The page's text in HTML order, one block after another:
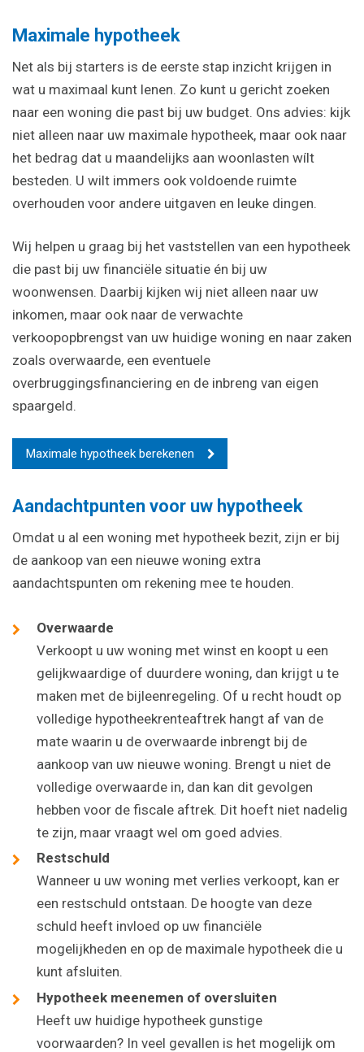
Maximale hypotheek
Net als bij starters is de eerste stap inzicht krijgen in
wat u maximaal kunt lenen. Zo kunt u gericht zoeken
naar een woning die past bij uw budget. Ons advies: kijk
niet alleen naar uw maximale hypotheek, maar ook naar
het bedrag dat u maandelijks aan woonlasten wílt
besteden. U wilt immers ook voldoende ruimte
overhouden voor andere uitgaven en leuke dingen.
Wij helpen u graag bij het vaststellen van een hypotheek
die past bij uw financiële situatie én bij uw
woonwensen. Daarbij kijken wij niet alleen naar uw
inkomen, maar ook naar de verwachte
verkoopopbrengst van uw huidige woning en naar zaken
zoals overwaarde, een eventuele
overbruggingsfinanciering en de inbreng van eigen
spaargeld.
Maximale hypotheek berekenen
Aandachtpunten voor uw hypotheek
Omdat u al een woning met hypotheek bezit, zijn er bij
de aankoop van een nieuwe woning extra
aandachtspunten om rekening mee te houden.
Overwaarde
Verkoopt u uw woning met winst en koopt u een
gelijkwaardige of duurdere woning, dan krijgt u te
maken met de bijleenregeling. Of u recht houdt op
volledige hypotheekrenteaftrek hangt af van de
mate waarin u de overwaarde inbrengt bij de
aankoop van uw nieuwe woning. Brengt u niet de
volledige overwaarde in, dan kan dit gevolgen
hebben voor de fiscale aftrek. Dit hoeft niet nadelig
te zijn, maar vraagt wel om goed advies.
Restschuld
Wanneer u uw woning met verlies verkoopt, kan er
een restschuld ontstaan. De hoogte van deze
schuld heeft invloed op uw financiële
mogelijkheden en op de maximale hypotheek die u
kunt afsluiten.
Hypotheek meenemen of oversluiten
Heeft uw huidige hypotheek gunstige
voorwaarden? In veel gevallen is het mogelijk om